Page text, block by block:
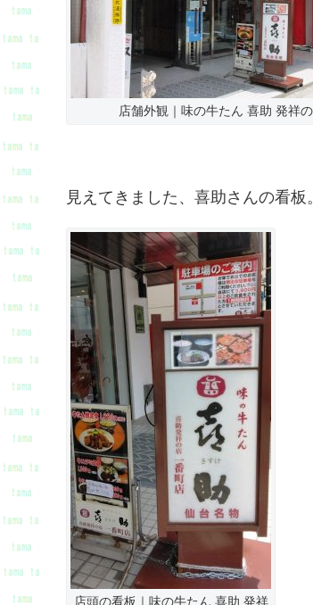
店舗外観｜味の牛たん 喜助 発祥
見えてきました、喜助さんの看板。
店頭の看板｜味の牛たん 喜助 発祥